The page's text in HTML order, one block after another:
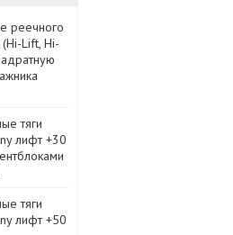
реечного
Lift, Hi-
тяги
лифт +30
тяги
лифт +50